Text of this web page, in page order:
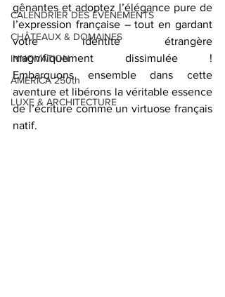
CALENDRIER DES ÉVÉNEMENTS
CHÂTEAUX & DOMAINES
INNOVATION
AMERICA 250th
LUXE & ARCHITECTURE
gênantes et adoptez l’élégance pure de
l’expression française – tout en gardant
votre identité étrangère
magnifiquement dissimulée !
Embarquons ensemble dans cette
aventure et libérons la véritable essence
de l’écriture comme un virtuose français
natif.